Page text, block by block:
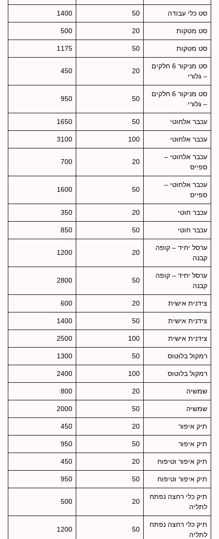
סט כלי עבודה 50
1400
סט מטקות 20
500
סט מטקות 50
1175
סט מניקור 6 חלקים
– גלורי
20
450
סט מניקור 6 חלקים
– גלורי
50
950
עכבר אלחוטי 50
1650
עכבר אלחוטי 100
3100
עכבר אלחוטי –
ספייס
20
700
עכבר אלחוטי –
ספייס
50
1600
עכבר חוטי 20
350
עכבר חוטי 50
850
ערסל יחיד – קופה
קבנה
20
1200
ערסל יחיד – קופה
קבנה
50
2800
צידנית אישית 20
600
צידנית אישית 50
1400
צידנית אישית 100
2500
רמקול בלוטוס 50
1300
רמקול בלוטוס 100
2400
שמשיה 20
800
שמשיה 50
2000
תיק איפור 20
450
תיק איפור 50
950
תיק איפור וטיפוח 20
450
תיק איפור וטיפוח 50
950
תיק כלי רחצה נפתח
לתליה
20
500
תיק כלי רחצה נפתח
לתליה
50
1200